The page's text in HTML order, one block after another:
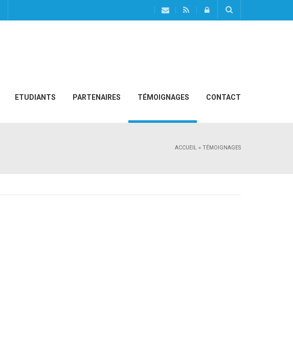
ETUDIANTS PARTENAIRES TÉMOIGNAGES CONTACT
ACCUEIL » TÉMOIGNAGES